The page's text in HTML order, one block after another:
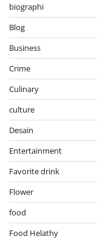
biographi
Blog
Business
Crime
Culinary
culture
Desain
Entertainment
Favorite drink
Flower
food
Food Helathy